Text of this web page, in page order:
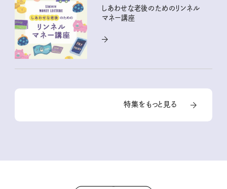
しあわせな老後のためのリンネル
マネー講座
特集をもっと見る